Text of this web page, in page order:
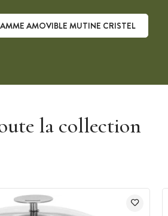
AMOVIBLE MUTINE CRISTEL
la collection